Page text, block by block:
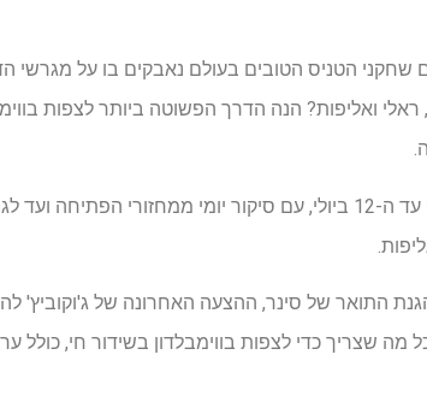
ואליפות? הנה הדרך הפשוטה ביותר לצפות
הטורניר נמשך מה-29 ביוני עד ה-12 ביולי, עם סיקור יומי
התואר של סינר, ההצעה האחרונה של ג'וקוביץ'
שצריך כדי לצפות בווימבלדון בשידור חי, כולל